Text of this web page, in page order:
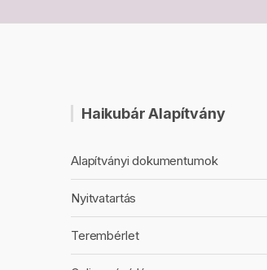
Haikubár Alapítvány
Alapítványi dokumentumok
Nyitvatartás
Terembérlet